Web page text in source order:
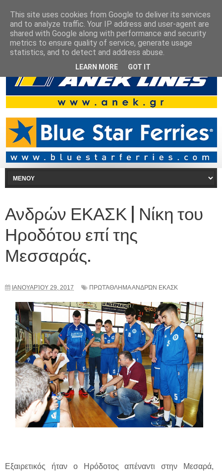
Ανδρών ΕΚΑΣΚ | Νίκη του
Ηροδότου επί της
Μεσσαράς.
ΙΑΝΟΥΑΡΊΟΥ 29, 2017 ΠΡΩΤΆΘΛΗΜΑ ΑΝΔΡΏΝ ΕΚΑΣΚ
Εξαιρετικός ήταν ο Ηρόδοτος απέναντι στην Μεσαρά,
This site uses cookies from Google to deliver its services
and to analyze traffic. Your IP address and user-agent are
shared with Google along with performance and security
metrics to ensure quality of service, generate usage
statistics, and to detect and address abuse.
LEARN MORE GOT IT